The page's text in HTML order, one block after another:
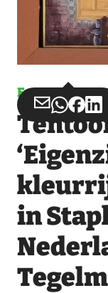
Event
Share
via
Email
Share
via
Share
on
Share
on
in